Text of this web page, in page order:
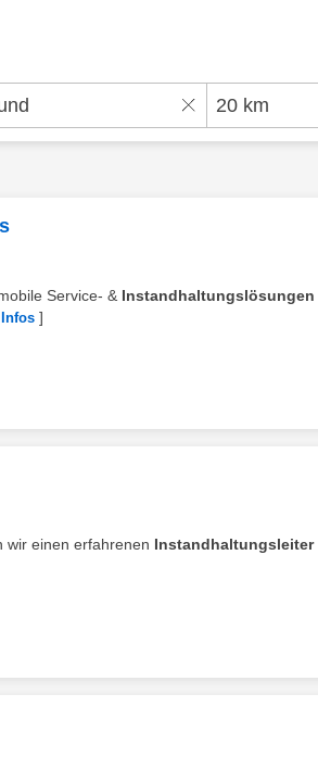
Service- & Instandhaltungslösungen
]
wir einen erfahrenen Instandhaltungsleiter